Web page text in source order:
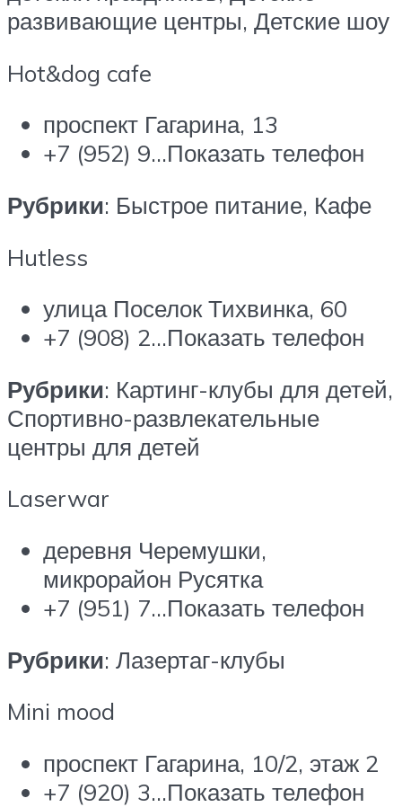
развивающие центры, Детские шоу
Hot&dog cafe
проспект Гагарина, 13
+7 (952) 9…Показать телефон
Рубрики: Быстрое питание, Кафе
Hutless
улица Поселок Тихвинка, 60
+7 (908) 2…Показать телефон
Рубрики: Картинг-клубы для детей,
Спортивно-развлекательные
центры для детей
Laserwar
деревня Черемушки,
микрорайон Русятка
+7 (951) 7…Показать телефон
Рубрики: Лазертаг-клубы
Mini mood
проспект Гагарина, 10/2, этаж 2
+7 (920) 3…Показать телефон